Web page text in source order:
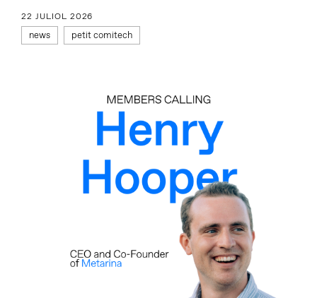
22 JULIOL 2026
news petit comitech